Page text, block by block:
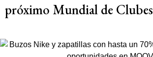
próximo Mundial de Clubes